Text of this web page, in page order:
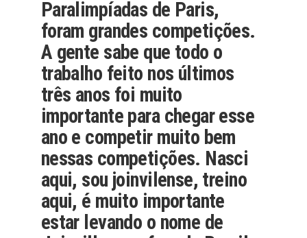
Paralimpíadas de Paris,
foram grandes competições.
A gente sabe que todo o
trabalho feito nos últimos
três anos foi muito
importante para chegar esse
ano e competir muito bem
nessas competições. Nasci
aqui, sou joinvilense, treino
aqui, é muito importante
estar levando o nome de